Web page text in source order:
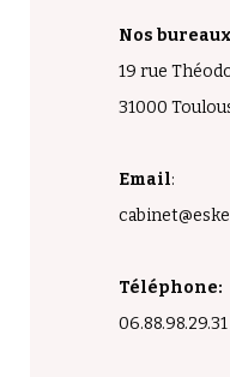
Nos bureaux
19 rue
31000
Email:
Téléphone:
06.88.98.29.31